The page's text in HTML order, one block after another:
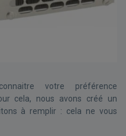
votre préférence
cela, nous avons créé un
à remplir : cela ne vous